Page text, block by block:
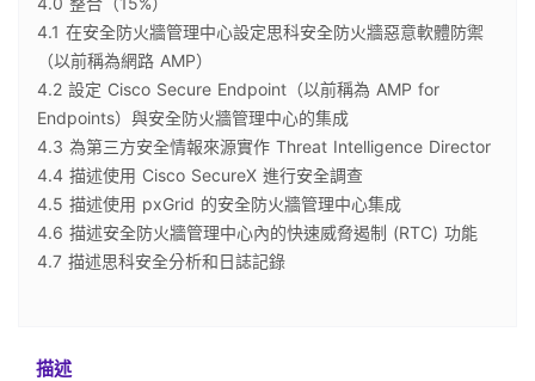
4.1 在安全防火牆管理中心設定思科安全防火牆惡意軟體防禦
（以前稱為網路 AMP）
4.2 設定 Cisco Secure Endpoint（以前稱為 AMP for
Endpoints）與安全防火牆管理中心的集成
4.3 為第三方安全情報來源實作 Threat Intelligence Director
4.4 描述使用 Cisco SecureX 進行安全調查
4.5 描述使用 pxGrid 的安全防火牆管理中心集成
4.6 描述安全防火牆管理中心內的快速威脅遏制 (RTC) 功能
4.7 描述思科安全分析和日誌記錄
描述